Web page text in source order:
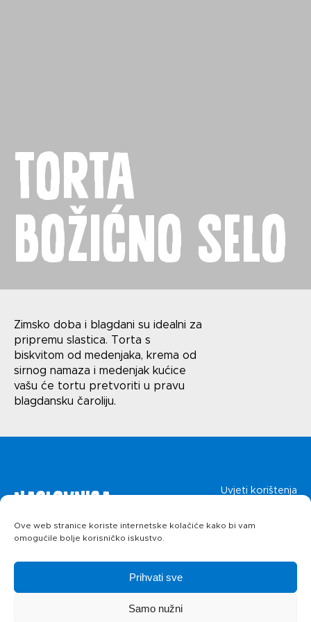
Ove web stranice koriste internetske kolačiće kako bi vam
omogućile bolje korisničko iskustvo.
Prihvati sve
Samo nužni
Novosti
Uvjeti korištenja
Politika privatnosti
Torta
Božićno selo
Zimsko doba i blagdani su idealni za
pripremu slastica. Torta s
biskvitom od medenjaka, krema od
sirnog namaza i medenjak kućice
vašu će tortu pretvoriti u pravu
blagdansku čaroliju.
Naslovnica
Proizvodi
Recepti
Uvjeti korištenja
O kolačićima